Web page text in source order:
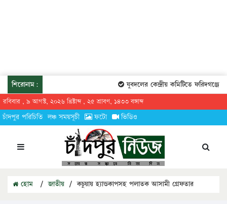
শিরোনাম: যুবদলের কেন্দ্রীয় কমিটিতে ফরিদগঞ্জের
রবিবার , ৯ আগস্ট, ২০২৬ খ্রিষ্টাব্দ , ২৫ শ্রাবণ, ১৪৩৩ বঙ্গাব্দ
চাঁদপুর পরিচিতি লঞ্চ সময়সূচী ফটো ভিডিও
হোম / জাতীয় / কচুয়ায় হ্যান্ডকাপসহ পলাতক আসামী গ্রেফতার